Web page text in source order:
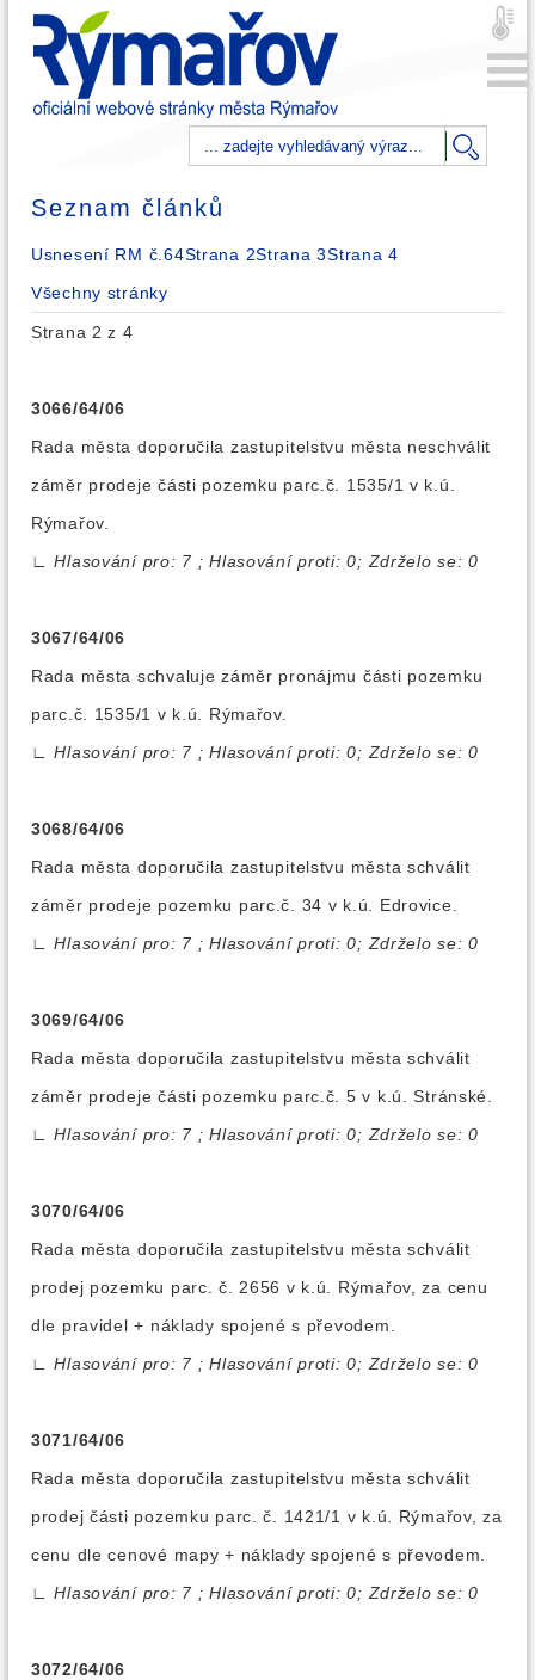
Seznam článků
Usnesení RM č.64Strana 2Strana 3Strana 4
Všechny stránky
Strana 2 z 4
3066/64/06
Rada města doporučila zastupitelstvu města neschválit
záměr prodeje části pozemku parc.č. 1535/1 v k.ú.
Rýmařov.
∟
Hlasování pro: 7 ; Hlasování proti: 0; Zdrželo se: 0
3067/64/06
Rada města schvaluje záměr pronájmu části pozemku
parc.č. 1535/1 v k.ú. Rýmařov.
∟
Hlasování pro: 7 ; Hlasování proti: 0; Zdrželo se: 0
3068/64/06
Rada města doporučila zastupitelstvu města schválit
záměr prodeje pozemku parc.č. 34 v k.ú. Edrovice.
∟
Hlasování pro: 7 ; Hlasování proti: 0; Zdrželo se: 0
3069/64/06
Rada města doporučila zastupitelstvu města schválit
záměr prodeje části pozemku parc.č. 5 v k.ú. Stránské.
∟
Hlasování pro: 7 ; Hlasování proti: 0; Zdrželo se: 0
3070/64/06
Rada města doporučila zastupitelstvu města schválit
prodej pozemku parc. č. 2656 v k.ú. Rýmařov, za cenu
dle pravidel + náklady spojené s převodem.
∟
Hlasování pro: 7 ; Hlasování proti: 0; Zdrželo se: 0
3071/64/06
Rada města doporučila zastupitelstvu města schválit
prodej části pozemku parc. č. 1421/1 v k.ú. Rýmařov, za
cenu dle cenové mapy + náklady spojené s převodem.
∟
Hlasování pro: 7 ; Hlasování proti: 0; Zdrželo se: 0
3072/64/06